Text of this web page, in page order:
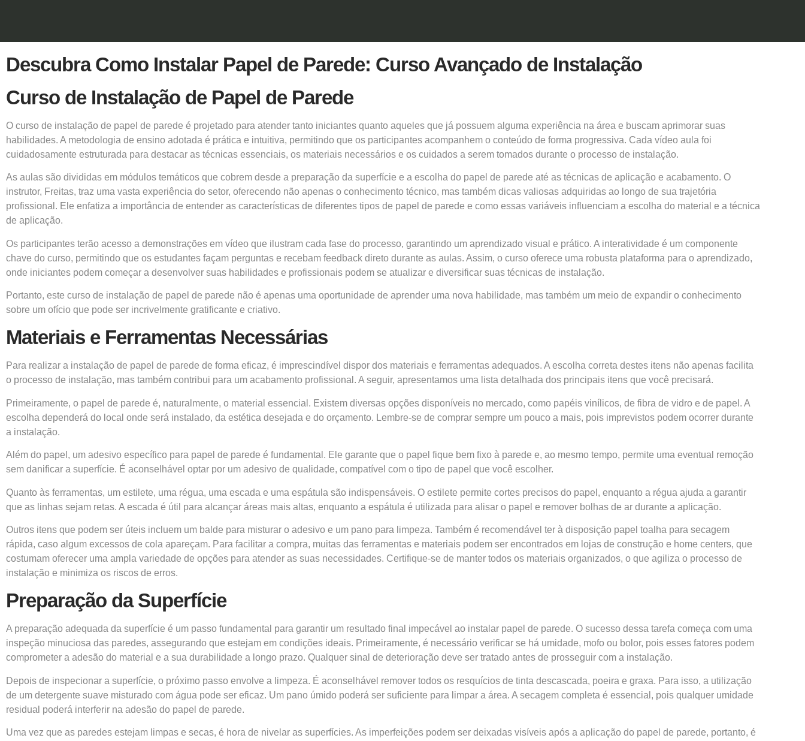
Descubra Como Instalar Papel de Parede: Curso Avançado de Instalação
Curso de Instalação de Papel de Parede
O curso de instalação de papel de parede é projetado para atender tanto iniciantes quanto aqueles que já possuem alguma experiência na área e buscam aprimorar suas
habilidades. A metodologia de ensino adotada é prática e intuitiva, permitindo que os participantes acompanhem o conteúdo de forma progressiva. Cada vídeo aula foi
cuidadosamente estruturada para destacar as técnicas essenciais, os materiais necessários e os cuidados a serem tomados durante o processo de instalação.
As aulas são divididas em módulos temáticos que cobrem desde a preparação da superfície e a escolha do papel de parede até as técnicas de aplicação e acabamento. O
instrutor, Freitas, traz uma vasta experiência do setor, oferecendo não apenas o conhecimento técnico, mas também dicas valiosas adquiridas ao longo de sua trajetória
profissional. Ele enfatiza a importância de entender as características de diferentes tipos de papel de parede e como essas variáveis influenciam a escolha do material e a técnica
de aplicação.
Os participantes terão acesso a demonstrações em vídeo que ilustram cada fase do processo, garantindo um aprendizado visual e prático. A interatividade é um componente
chave do curso, permitindo que os estudantes façam perguntas e recebam feedback direto durante as aulas. Assim, o curso oferece uma robusta plataforma para o aprendizado,
onde iniciantes podem começar a desenvolver suas habilidades e profissionais podem se atualizar e diversificar suas técnicas de instalação.
Portanto, este curso de instalação de papel de parede não é apenas uma oportunidade de aprender uma nova habilidade, mas também um meio de expandir o conhecimento
sobre um ofício que pode ser incrivelmente gratificante e criativo.
Materiais e Ferramentas Necessárias
Para realizar a instalação de papel de parede de forma eficaz, é imprescindível dispor dos materiais e ferramentas adequados. A escolha correta destes itens não apenas facilita
o processo de instalação, mas também contribui para um acabamento profissional. A seguir, apresentamos uma lista detalhada dos principais itens que você precisará.
Primeiramente, o papel de parede é, naturalmente, o material essencial. Existem diversas opções disponíveis no mercado, como papéis vinílicos, de fibra de vidro e de papel. A
escolha dependerá do local onde será instalado, da estética desejada e do orçamento. Lembre-se de comprar sempre um pouco a mais, pois imprevistos podem ocorrer durante
a instalação.
Além do papel, um adesivo específico para papel de parede é fundamental. Ele garante que o papel fique bem fixo à parede e, ao mesmo tempo, permite uma eventual remoção
sem danificar a superfície. É aconselhável optar por um adesivo de qualidade, compatível com o tipo de papel que você escolher.
Quanto às ferramentas, um estilete, uma régua, uma escada e uma espátula são indispensáveis. O estilete permite cortes precisos do papel, enquanto a régua ajuda a garantir
que as linhas sejam retas. A escada é útil para alcançar áreas mais altas, enquanto a espátula é utilizada para alisar o papel e remover bolhas de ar durante a aplicação.
Outros itens que podem ser úteis incluem um balde para misturar o adesivo e um pano para limpeza. Também é recomendável ter à disposição papel toalha para secagem
rápida, caso algum excessos de cola apareçam. Para facilitar a compra, muitas das ferramentas e materiais podem ser encontrados em lojas de construção e home centers, que
costumam oferecer uma ampla variedade de opções para atender as suas necessidades. Certifique-se de manter todos os materiais organizados, o que agiliza o processo de
instalação e minimiza os riscos de erros.
Preparação da Superfície
A preparação adequada da superfície é um passo fundamental para garantir um resultado final impecável ao instalar papel de parede. O sucesso dessa tarefa começa com uma
inspeção minuciosa das paredes, assegurando que estejam em condições ideais. Primeiramente, é necessário verificar se há umidade, mofo ou bolor, pois esses fatores podem
comprometer a adesão do material e a sua durabilidade a longo prazo. Qualquer sinal de deterioração deve ser tratado antes de prosseguir com a instalação.
Depois de inspecionar a superfície, o próximo passo envolve a limpeza. É aconselhável remover todos os resquícios de tinta descascada, poeira e graxa. Para isso, a utilização
de um detergente suave misturado com água pode ser eficaz. Um pano úmido poderá ser suficiente para limpar a área. A secagem completa é essencial, pois qualquer umidade
residual poderá interferir na adesão do papel de parede.
Uma vez que as paredes estejam limpas e secas, é hora de nivelar as superfícies. As imperfeições podem ser deixadas visíveis após a aplicação do papel de parede, portanto, é